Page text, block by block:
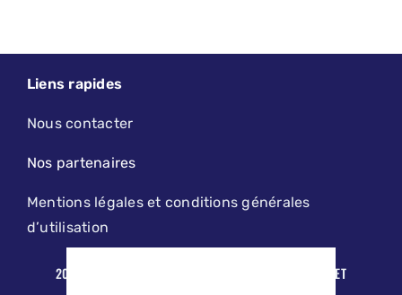
Liens rapides
Nous contacter
Nos partenaires
Mentions légales et conditions générales
d’utilisation
2019 - 2026 - LE PETIT LILLOIS | DESIGN, MAINTENANCE ET